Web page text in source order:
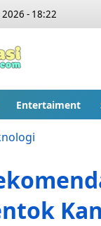
2026 - 18:22
Entertaiment